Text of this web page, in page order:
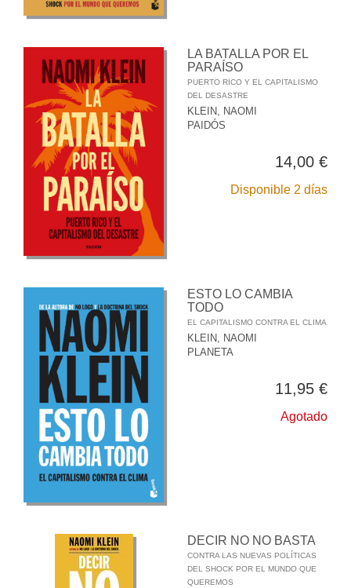
LA BATALLA POR EL
PARAÍSO
PUERTO RICO Y EL CAPITALISMO
DEL DESASTRE
KLEIN, NAOMI
PAIDÓS
14,00 €
Disponible 2 días
ESTO LO CAMBIA
TODO
EL CAPITALISMO CONTRA EL CLIMA
KLEIN, NAOMI
PLANETA
11,95 €
Agotado
DECIR NO NO BASTA
CONTRA LAS NUEVAS POLÍTICAS
DEL SHOCK POR EL MUNDO QUE
QUEREMOS